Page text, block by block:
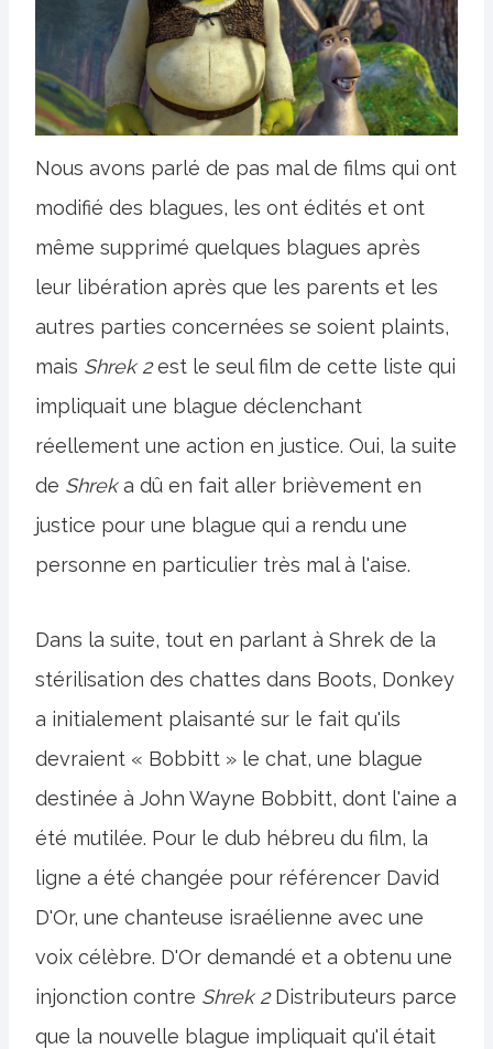
Nous avons parlé de pas mal de films qui ont
modifié des blagues, les ont édités et ont
même supprimé quelques blagues après
leur libération après que les parents et les
autres parties concernées se soient plaints,
mais Shrek 2est le seul film de cette liste qui
impliquait une blague déclenchant
réellement une action en justice. Oui, la suite
de Shreka dû en fait aller brièvement en
justice pour une blague qui a rendu une
personne en particulier très mal à l'aise.
Dans la suite, tout en parlant à Shrek de la
stérilisation des chattes dans Boots, Donkey
a initialement plaisanté sur le fait qu'ils
devraient « Bobbitt » le chat, une blague
destinée à John Wayne Bobbitt, dont l'aine a
été mutilée. Pour le dub hébreu du film, la
ligne a été changée pour référencer David
D'Or, une chanteuse israélienne avec une
voix célèbre. D'Or demandé et a obtenu une
injonction contre Shrek 2Distributeurs parce
que la nouvelle blague impliquait qu'il était